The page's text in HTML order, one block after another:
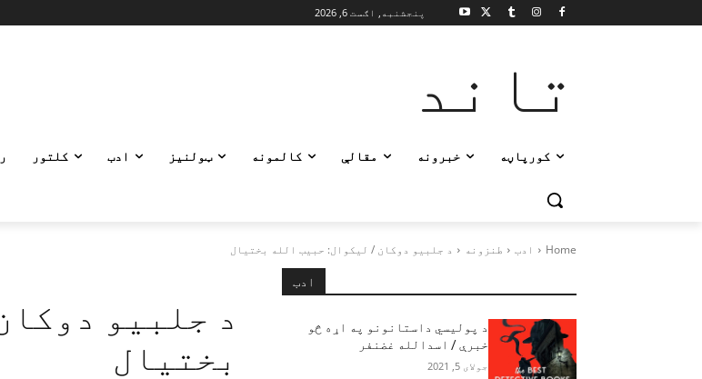
پنجشنبه, اګست 6, 2026
تاند
کورپاڼه خبرونه مقالې کالمونه ټولنیز ادب کلتور
Home ادب طنزونه د جلبيو دوكان / ليكوال: حبيب الله بختيال
د جلبيو
بختيال
ادب
د پوليسي داستانونو په اړه څو
خبرې / اسدالله غضنفر
جولای 5, 2021